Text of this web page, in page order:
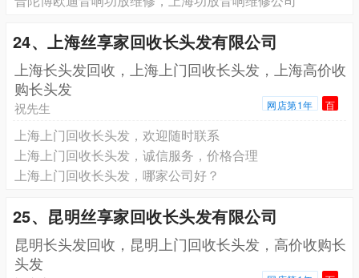
24、上海丝享家回收长头发有限公司
上海长头发回收，上海上门回收长头发，上海高价收
购长头发
祝先生 网店第1年 百
上海上门回收长头发，欢迎随时联系
上海上门回收长头发，诚信服务，价格合理
上海上门回收长头发，哪家公司好？
25、昆明丝享家回收长头发有限公司
昆明长头发回收，昆明上门回收长头发，高价收购长
头发